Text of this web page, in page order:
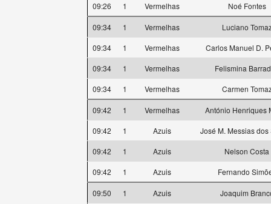
09:26
1 Vermelhas Noé Fontes
09:34 1 Vermelhas
Luciano
09:34
1 Vermelhas
Carlos Manuel D.
09:34
1 Vermelhas
Felismina
09:34
1 Vermelhas Carmen
09:42 1 Vermelhas
António Henriques
09:42
1 Azuis
José M. Messias dos
09:42
1 Azuis
Nelson Costa
09:42
1 Azuis Fernando
09:50 1 Azuis
Joaquim